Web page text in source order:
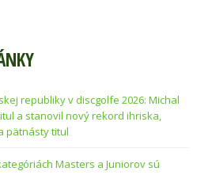
republiky v discgolfe 2026: Michal
a stanovil nový rekord ihriska,
pätnásty titul
Masters a Juniorov sú